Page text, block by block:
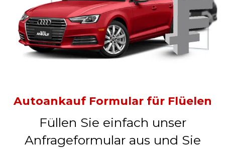
Autoankauf Formular für Flüelen
Füllen Sie einfach unser
Anfrageformular aus und Sie